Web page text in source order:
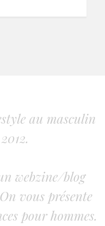
au masculin
webzine/blog
vous présente
pour hommes.